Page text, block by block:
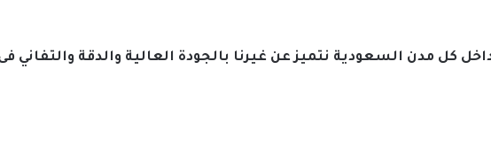
أعمال مظلات وسواتر عالم الرياض 0557647317 داخل كل مدن السعودية نتميز عن غيرنا بالجودة العالية والدقة